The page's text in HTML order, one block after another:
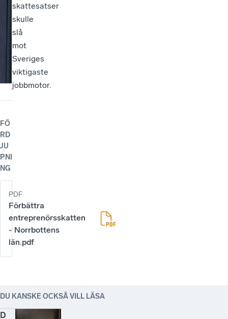
skattesatser
skulle
slå
mot
Sveriges
viktigaste
jobbmotor.
FÖ
RD
JU
PNI
NG
PDF
Förbättra
entreprenörsskatten
- Norrbottens
län.pdf
DU KANSKE OCKSÅ VILL LÄSA
D